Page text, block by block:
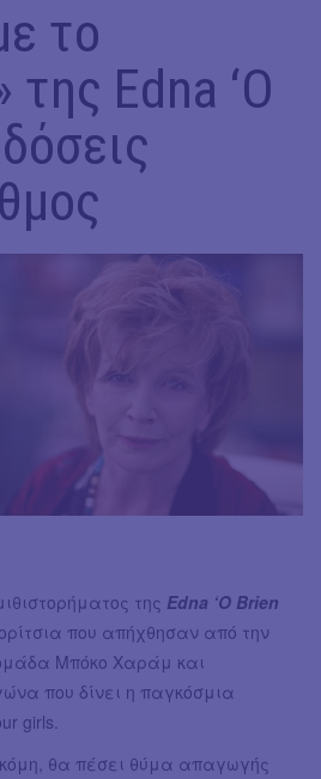
το
της Edna ‘O
της Edna ‘O Brien
που απήχθησαν από την
Μπόκο Χαράμ και
που δίνει η παγκόσμια
girls.
θα πέσει θύμα απαγωγής